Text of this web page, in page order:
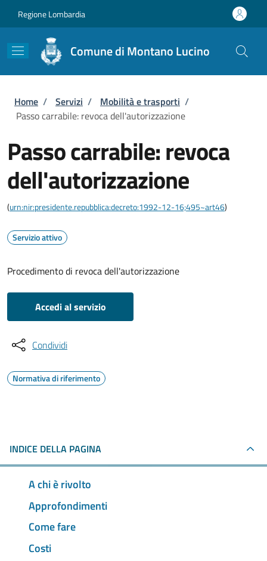
Regione Lombardia
Comune di Montano Lucino
Briciole di pane
Home / Servizi / Mobilità e trasporti /
Passo carrabile: revoca dell'autorizzazione
Passo carrabile: revoca
dell'autorizzazione
(urn:nir:presidente.repubblica:decreto:1992-12-16;495~art46)
Servizio attivo
Procedimento di revoca dell'autorizzazione
Accedi al servizio
Condividi
Normativa di riferimento
INDICE DELLA PAGINA
A chi è rivolto
Approfondimenti
Come fare
Costi